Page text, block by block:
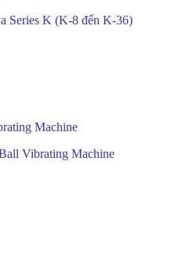
Series K (K-8 đến K-36)
Machine
Vibrating Machine